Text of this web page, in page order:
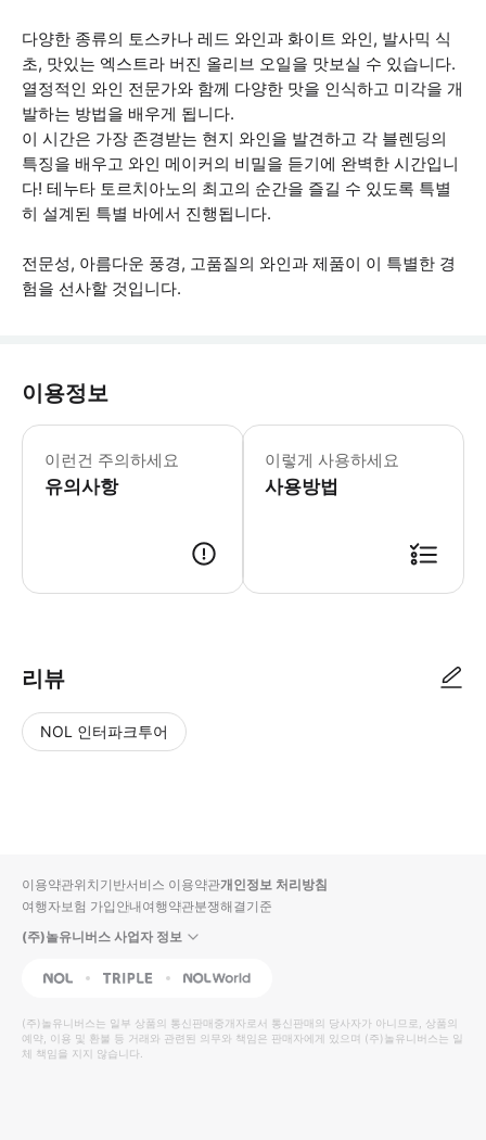
다양한 종류의 토스카나 레드 와인과 화이트 와인, 발사믹 식
초, 맛있는 엑스트라 버진 올리브 오일을 맛보실 수 있습니다.
열정적인 와인 전문가와 함께 다양한 맛을 인식하고 미각을 개
발하는 방법을 배우게 됩니다.
이 시간은 가장 존경받는 현지 와인을 발견하고 각 블렌딩의
특징을 배우고 와인 메이커의 비밀을 듣기에 완벽한 시간입니
다! 테누타 토르치아노의 최고의 순간을 즐길 수 있도록 특별
히 설계된 특별 바에서 진행됩니다.
전문성, 아름다운 풍경, 고품질의 와인과 제품이 이 특별한 경
험을 선사할 것입니다.
이용정보
이런건 주의하세요
유의사항
- 예약 시와 시식 시 식이 요법이 필요
이렇게 사용하세요
사용방법
리뷰
NOL 인터파크투어
입니
다.
높
은
순
동
영
상
순
상
이용약관위치기반서비스 이용약관개인정보 처리방침
여행자보험 가입안내여행약관분쟁해결기준
(주)놀유니버스 사업자 정보
NOL Triple Interpark Global
(주)놀유니버스는 일부 상품의 통신판매중개자로서 통신판매의 당사자가 아니므로, 상품의
예약, 이용 및 환불 등 거래와 관련된 의무와 책임은 판매자에게 있으며 (주)놀유니버스는 일
체 책임을 지지 않습니다.